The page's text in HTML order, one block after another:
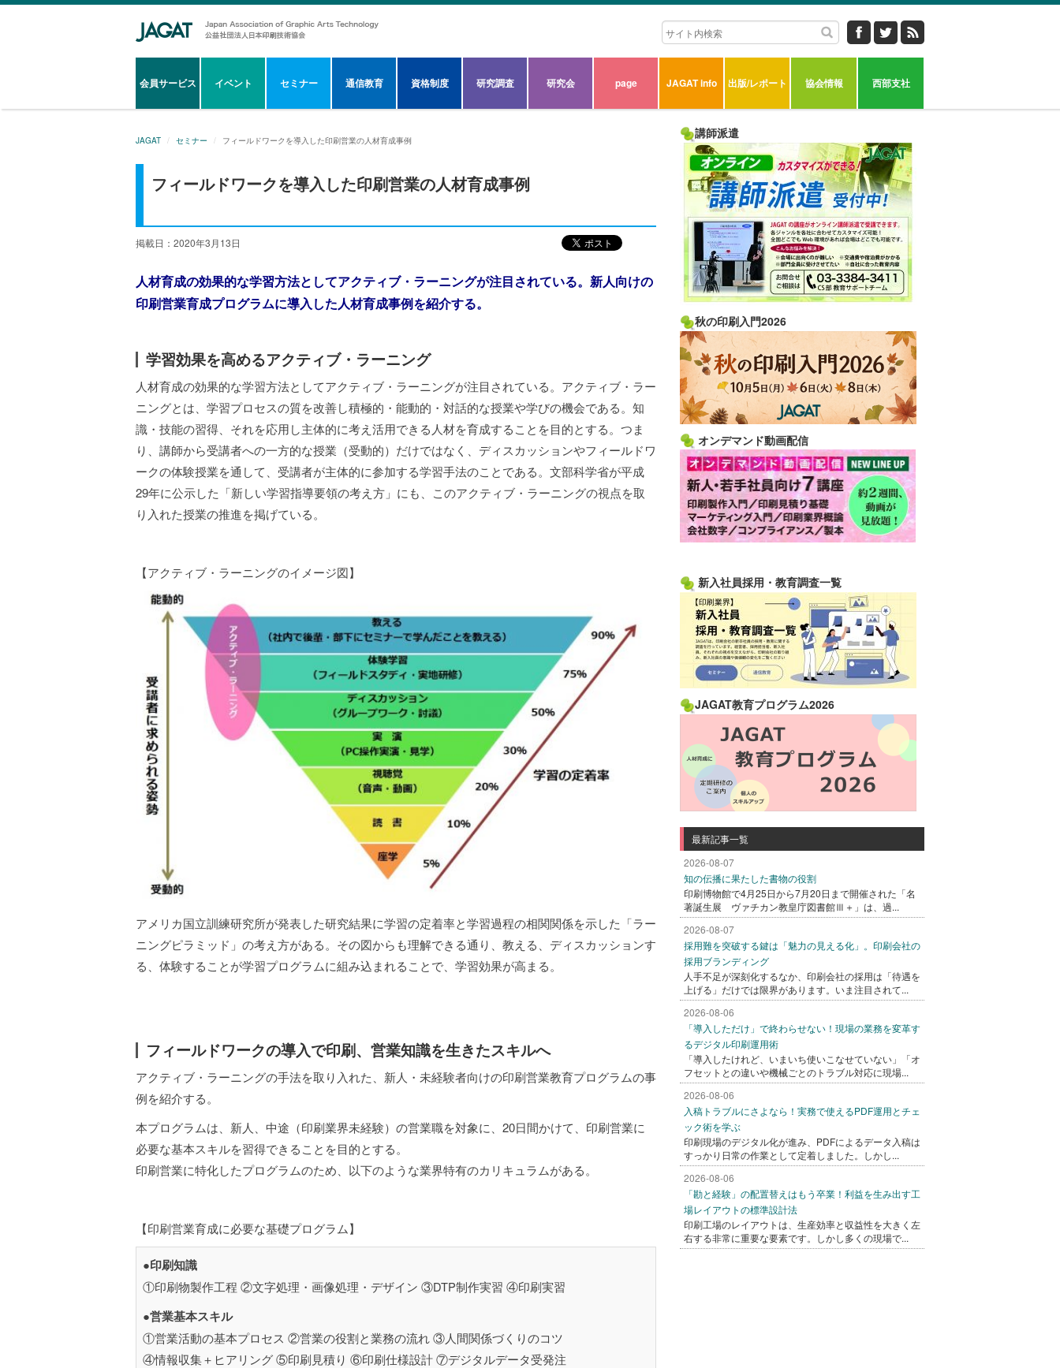
会員サービス イベント セミナー 通信教育 資格制度 研究調査 研究会 page JAGAT info 出版/レポート 協会情報 西部支社
JAGAT セミナー フィールドワークを導入した印刷営業の人材育成事例
フィールドワークを導入した印刷営業の人材育成事例
掲載日：2020年3月13日
人材育成の効果的な学習方法としてアクティブ・ラーニングが注目されている。新人向けの
印刷営業育成プログラムに導入した人材育成事例を紹介する。
学習効果を高めるアクティブ・ラーニング
人材育成の効果的な学習方法としてアクティブ・ラーニングが注目されている。アクティブ・ラー
ニングとは、学習プロセスの質を改善し積極的・能動的・対話的な授業や学びの機会である。知
識・技能の習得、それを応用し主体的に考え活用できる人材を育成することを目的とする。つま
り、講師から受講者への一方的な授業（受動的）だけではなく、ディスカッションやフィールドワ
ークの体験授業を通して、受講者が主体的に参加する学習手法のことである。文部科学省が平成
29年に公示した「新しい学習指導要領の考え方」にも、このアクティブ・ラーニングの視点を取
り入れた授業の推進を掲げている。
【アクティブ・ラーニングのイメージ図】
アメリカ国立訓練研究所が発表した研究結果に学習の定着率と学習過程の相関関係を示した「ラー
ニングピラミッド」の考え方がある。その図からも理解できる通り、教える、ディスカッションす
る、体験することが学習プログラムに組み込まれることで、学習効果が高まる。
フィールドワークの導入で印刷、営業知識を生きたスキルへ
アクティブ・ラーニングの手法を取り入れた、新人・未経験者向けの印刷営業教育プログラムの事
例を紹介する。
本プログラムは、新人、中途（印刷業界未経験）の営業職を対象に、20日間かけて、印刷営業に
必要な基本スキルを習得できることを目的とする。
印刷営業に特化したプログラムのため、以下のような業界特有のカリキュラムがある。
【印刷営業育成に必要な基礎プログラム】
●印刷知識
①印刷物製作工程 ②文字処理・画像処理・デザイン ③DTP制作実習 ④印刷実習
●営業基本スキル
①営業活動の基本プロセス ②営業の役割と業務の流れ ③人間関係づくりのコツ
④情報収集＋ヒアリング ⑤印刷見積り ⑥印刷仕様設計 ⑦デジタルデータ受発注
講師派遣
秋の印刷入門2026
オンデマンド動画配信
新入社員採用・教育調査一覧
JAGAT教育プログラム2026
最新記事一覧
2026-08-07
知の伝播に果たした書物の役割
印刷博物館で4月25日から7月20日まで開催された「名
著誕生展 ヴァチカン教皇庁図書館Ⅲ＋」は、過...
2026-08-07
採用難を突破する鍵は「魅力の見える化」。印刷会社の
採用ブランディング
人手不足が深刻化するなか、印刷会社の採用は「待遇を
上げる」だけでは限界があります。いま注目されて...
2026-08-06
「導入しただけ」で終わらせない！現場の業務を変革す
るデジタル印刷運用術
「導入したけれど、いまいち使いこなせていない」「オ
フセットとの違いや機械ごとのトラブル対応に現場...
2026-08-06
入稿トラブルにさよなら！実務で使えるPDF運用とチェ
ック術を学ぶ
印刷現場のデジタル化が進み、PDFによるデータ入稿は
すっかり日常の作業として定着しました。しかし...
2026-08-06
「勘と経験」の配置替えはもう卒業！利益を生み出す工
場レイアウトの標準設計法
印刷工場のレイアウトは、生産効率と収益性を大きく左
右する非常に重要な要素です。しかし多くの現場で...